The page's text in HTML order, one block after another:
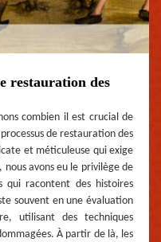
restauration des
combien il est crucial de
de restauration des
et méticuleuse qui exige
avons eu le privilège de
qui racontent des histoires
souvent en une évaluation
utilisant des techniques
À partir de là, les